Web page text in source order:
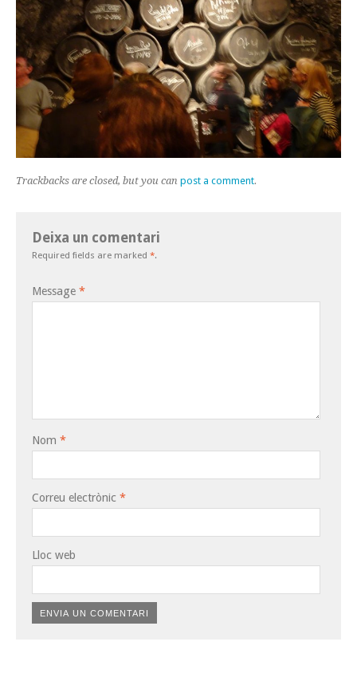
Trackbacks are closed, but you can post a comment.
Deixa un comentari
Required fields are marked *.
Message *
Nom *
Correu electrònic *
Lloc web